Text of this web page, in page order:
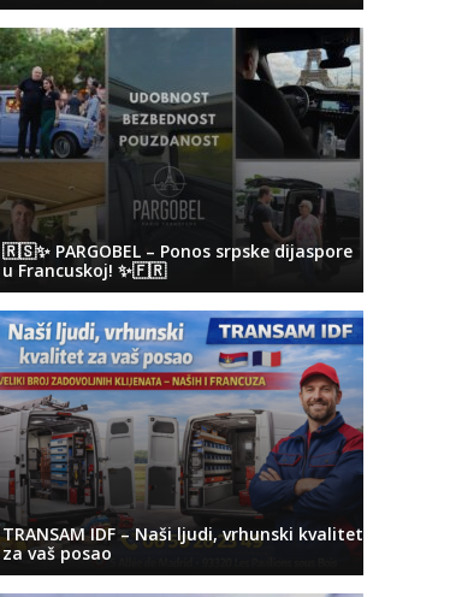
🇷🇸✨ PARGOBEL – Ponos srpske dijaspore
u Francuskoj! ✨🇫🇷
TRANSAM IDF – Naši ljudi, vrhunski kvalitet
za vaš posao